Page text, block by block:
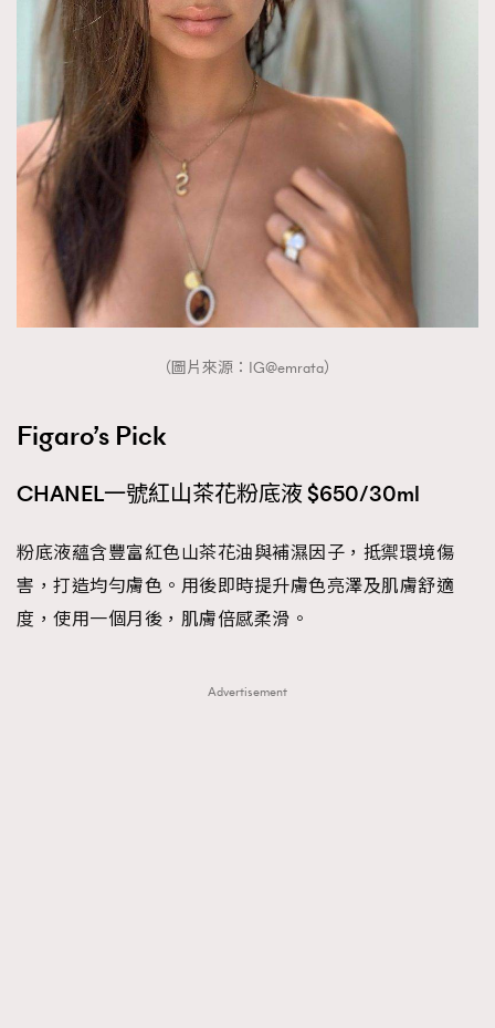
（圖片來源：IG@emrata）
Figaro’s Pick
CHANEL一號紅山茶花粉底液 $650/30ml
粉底液蘊含豐富紅色山茶花油與補濕因子，抵禦環境傷
害，打造均勻膚色。用後即時提升膚色亮澤及肌膚舒適
度，使用一個月後，肌膚倍感柔滑。
Advertisement